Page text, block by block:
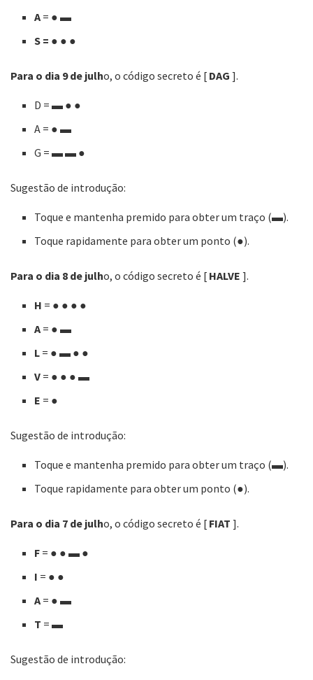
A = ● ▬
S = ● ● ●
Para o dia 9 de julho, o código secreto é [ DAG ].
D =▬ ● ●
A = ● ▬
G =▬▬ ●
Sugestão de introdução:
Toque e mantenha premido para obter um traço (▬).
Toque rapidamente para obter um ponto (●).
Para o dia 8 de julho, o código secreto é [ HALVE ].
H = ● ● ● ●
A = ● ▬
L = ● ▬ ● ●
V = ● ● ● ▬
E = ●
Sugestão de introdução:
Toque e mantenha premido para obter um traço (▬).
Toque rapidamente para obter um ponto (●).
Para o dia 7 de julho, o código secreto é [ FIAT ].
F = ● ● ▬ ●
I = ● ●
A = ● ▬
T =▬
Sugestão de introdução: